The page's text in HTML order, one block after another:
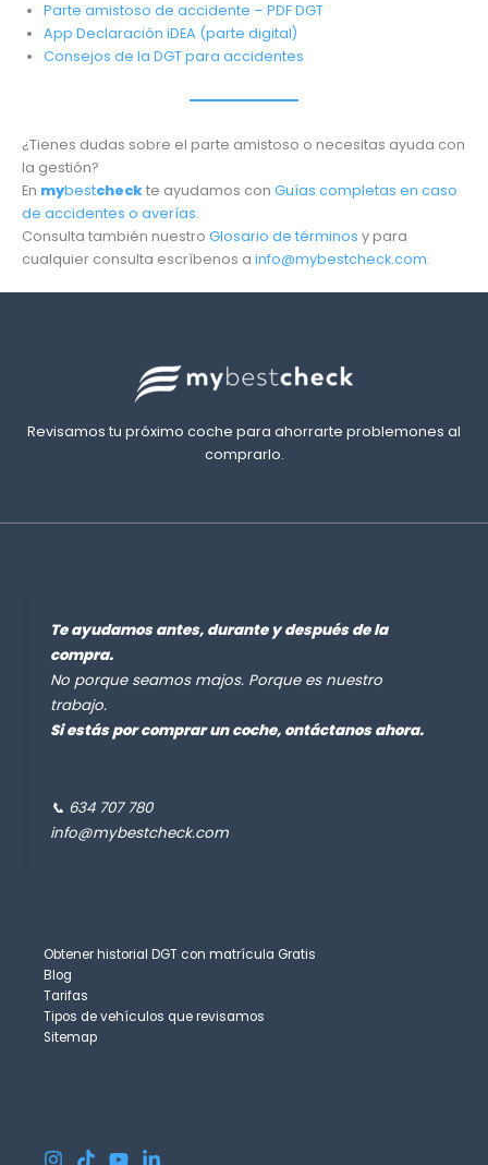
Parte amistoso de accidente – PDF DGT
App Declaración iDEA (parte digital)
Consejos de la DGT para accidentes
¿Tienes dudas sobre el parte amistoso o necesitas ayuda con
la gestión?
En mybestcheckte ayudamos con Guías completas en caso
de accidentes o averías.
Consulta también nuestro Glosario de términos y para
cualquier consulta escríbenos a info@mybestcheck.com.
Revisamos tu próximo coche para ahorrarte problemones al
comprarlo.
Te ayudamos antes, durante y después de la
compra.
No porque seamos majos. Porque es nuestro
trabajo.
Si estás por comprar un coche, ontáctanos ahora.
📞 634 707 780
info@mybestcheck.com
Obtener historial DGT con matrícula Gratis
Blog
Tarifas
Tipos de vehículos que revisamos
Sitemap